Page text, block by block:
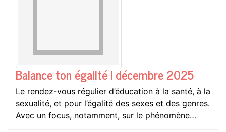
Balance ton égalité ! décembre 2025
Le rendez-vous régulier d’éducation à la santé, à la
sexualité, et pour l’égalité des sexes et des genres.
Avec un focus, notamment, sur le phénomène…